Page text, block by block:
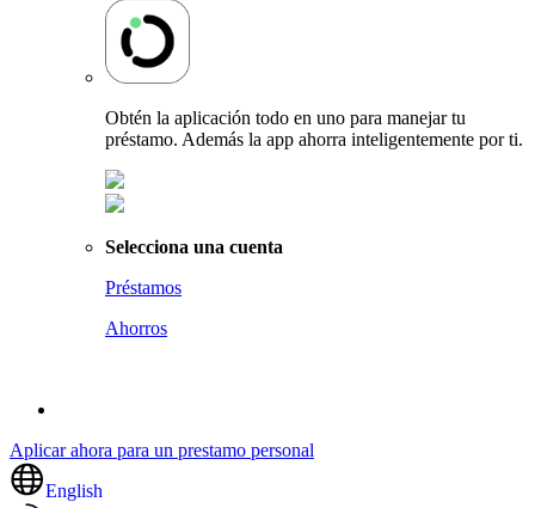
Obtén la aplicación todo en uno para manejar tu
préstamo. Además la app ahorra inteligentemente por ti.
Selecciona una cuenta
Préstamos
Ahorros
Aplicar ahora para un prestamo personal
English